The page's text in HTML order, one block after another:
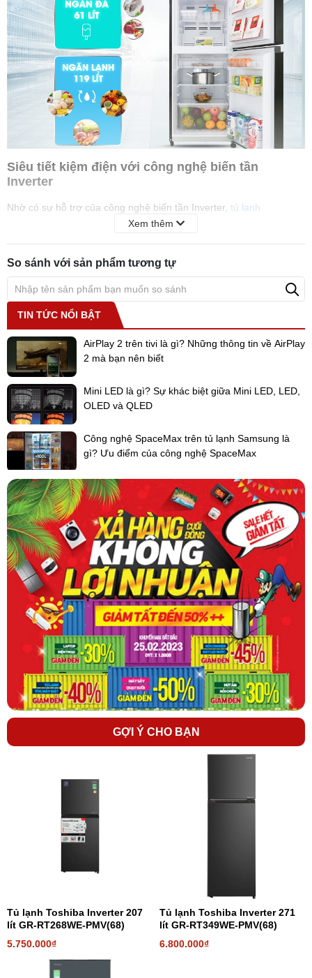
Siêu tiết kiệm điện với công nghệ biến tần
Inverter
Nhờ có sự hỗ trợ của công nghệ biến tần Inverter, tủ lạnh
GR-B22VU UKG sẽ giúp bạn bớt lo lắng về tiền điện mỗi
Công nghệ biến tần này sẽ kiểm soát sự hoạt động của máy nén
giúp duy trì nhiệt độ bên trong tủ và hạn chế tiếng ồn đến mức tối
đa.
Bảo quản lạnh thực phẩm toàn diện nhờ hệ thống
khí lạnh vòng cung
Công nghệ làm lạnh thực phẩm bằng luồng khí vòng cung giúp hơi
lạnh được lưu chuyển đến mọi ngóc ngách trong
tủ lạnh
cũng như
khắc phục được tình trạng thực phẩm bị đông đá (do quá lạnh) hay
bị hư hao (do thiếu độ lạnh).
Công nghệ Ag+ Bio kháng khuẩn mạnh và khử
mùi tối ưu
Hệ thống màng lọc Ag+ Bio của tủ sẽ kháng khuẩn và khử mùi tối
Xem thêm
So sánh với sản phẩm tương tự
TIN TỨC NỔI BẬT
AirPlay 2 trên tivi là gì? Những thông tin về AirPlay
2 mà bạn nên biết
Mini LED là gì? Sự khác biệt giữa Mini LED, LED,
OLED và QLED
Công nghệ SpaceMax trên tủ lạnh Samsung là
gì? Ưu điểm của công nghệ SpaceMax
GỢI Ý CHO BẠN
Tủ lạnh Toshiba Inverter 207
lít GR-RT268WE-PMV(68)
5.750.000₫
Tủ lạnh Toshiba Inverter 271
lít GR-RT349WE-PMV(68)
6.800.000₫